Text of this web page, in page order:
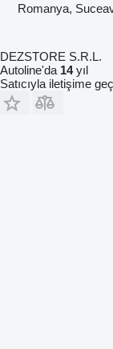
Romanya,
DEZSTORE S.R.L.
Autoline'da 14yıl
Satıcıyla iletişime geç